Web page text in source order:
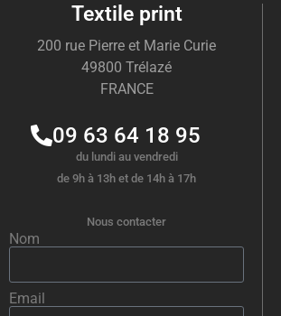
Textile print
200 rue Pierre et Marie Curie
49800 Trélazé
FRANCE
09 63 64 18 95
du lundi au vendredi
de 9h à 13h et de 14h à 17h
Nous contacter
Nom
Email